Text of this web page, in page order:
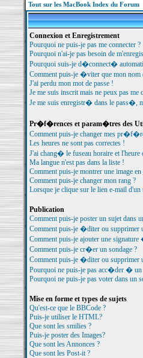
Tout sur les MacBook Index du Forum
Connexion et Enregistrement
Pourquoi ne puis-je pas me connecter ?
Pourquoi n'ai-je pas besoin de
Pourquoi suis-je d�connect�
Comment puis-je �viter que mon nom
J'ai perdu mon mot de passe !
Je me suis inscrit mais ne peux pas me
Je me suis enregistr� dans le pass�,
Pr�f�rences et param�tres des
Comment puis-je changer mes
Les heures ne sont pas correctes !
J'ai chang� le fuseau horaire et l'heure
Ma langue n'est pas dans la liste !
Comment puis-je montrer une image
Comment puis-je changer mon rang ?
Lorsque je clique sur le lien e-mail d'un
Publication
Comment puis-je poster un sujet dans
Comment puis-je �diter ou supprimer
Comment puis-je ajouter une signature
Comment puis-je cr�er un sondage ?
Comment puis-je �diter ou supprimer
Pourquoi ne puis-je pas acc�der � un
Pourquoi ne puis-je pas voter dans un
Mise en forme et types de sujets
Qu'est-ce que le BBCode ?
Puis-je utiliser le HTML?
Que sont les smilies ?
Puis-je poster des Images?
Que sont les Annonces ?
Que sont les Post-it ?